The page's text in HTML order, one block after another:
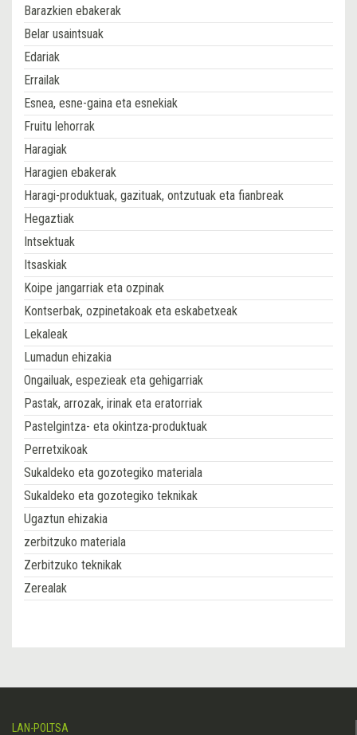
Barazkien ebakerak
Belar usaintsuak
Edariak
Errailak
Esnea, esne-gaina eta esnekiak
Fruitu lehorrak
Haragiak
Haragien ebakerak
Haragi-produktuak, gazituak, ontzutuak eta fianbreak
Hegaztiak
Intsektuak
Itsaskiak
Koipe jangarriak eta ozpinak
Kontserbak, ozpinetakoak eta eskabetxeak
Lekaleak
Lumadun ehizakia
Ongailuak, espezieak eta gehigarriak
Pastak, arrozak, irinak eta eratorriak
Pastelgintza- eta okintza-produktuak
Perretxikoak
Sukaldeko eta gozotegiko materiala
Sukaldeko eta gozotegiko teknikak
Ugaztun ehizakia
zerbitzuko materiala
Zerbitzuko teknikak
Zerealak
LAN-POLTSA